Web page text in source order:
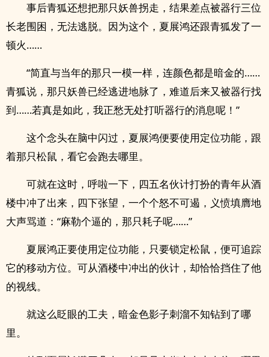
事后青狐还想把那只妖兽拐走，结果差点被器行三位
长老围困，无法逃脱。因为这个，夏展鸿还跟青狐发了一
顿火……
“简直与当年的那只一模一样，连颜色都是暗金的……
青狐说，那只妖兽已经逃进地脉了，难道后来又被器行找
到……若真是如此，我正愁无处打听器行的消息呢！”
这个念头在脑中闪过，夏展鸿便要使用定位功能，跟
着那只松鼠，看它会跑去哪里。
可就在这时，呼啦一下，四五名伙计打扮的青年从酒
楼中冲了出来，四下张望，一个个怒不可遏，义愤填膺地
大声骂道：“麻勒个逼的，那只耗子呢……”
夏展鸿正要使用定位功能，只要锁定松鼠，便可追踪
它的移动方位。可从酒楼中冲出的伙计，却恰恰挡住了他
的视线。
就这么眨眼的工夫，暗金色影子刺溜不知钻到了哪
里。